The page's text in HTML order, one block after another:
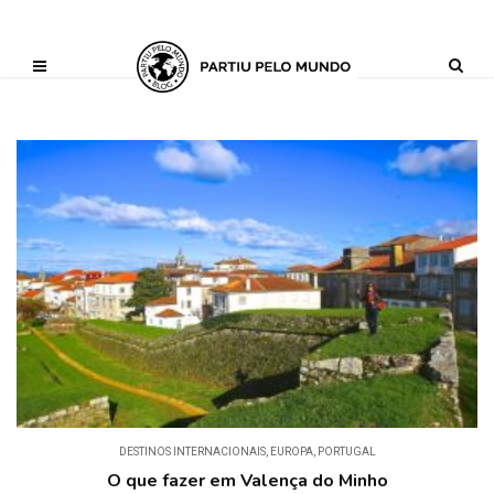
('AI_CONTENT_MARKER_NO_GET_SIDEBAR', true);
DESTINOS INTERNACIONAIS, EUROPA, PORTUGAL
O que fazer em Valença do Minho